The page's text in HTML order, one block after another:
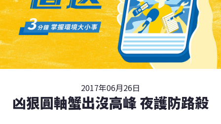
2017年06月26日
凶狠圓軸蟹出沒高峰 夜護防路殺